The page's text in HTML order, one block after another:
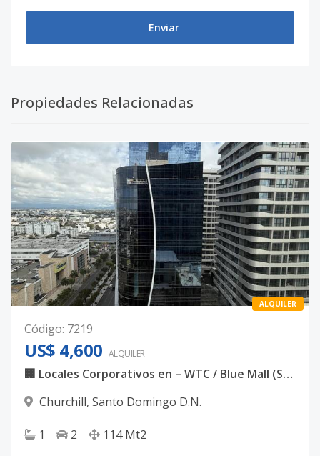
Enviar
Propiedades Relacionadas
ALQUILER
Código: 7219
US$ 4,600 ALQUILER
🏢 Locales Corporativos en – WTC / Blue Mall (Segunda Extensión)
Churchill, Santo Domingo D.N.
1 2 114 Mt2